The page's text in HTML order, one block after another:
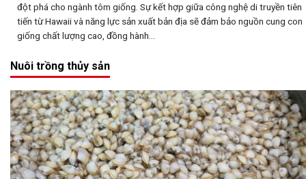
đột phá cho ngành tôm giống. Sự kết hợp giữa công nghệ di truyền tiên
tiến từ Hawaii và năng lực sản xuất bản địa sẽ đảm bảo nguồn cung con
giống chất lượng cao, đồng hành...
Nuôi trồng thủy sản